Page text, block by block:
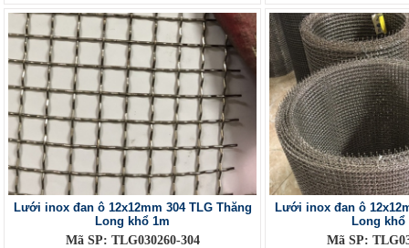
Lưới inox đan ô 12x12mm 304 TLG Thăng
Long khổ 1m
Mã SP: TLG030260-304
Lưới inox đan ô
Long khổ
Mã SP: